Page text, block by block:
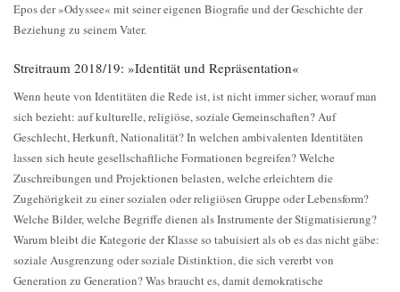
Epos der »Odyssee« mit seiner eigenen Biografie und der Geschichte der
Beziehung zu seinem Vater.
Streitraum 2018/19: »Identität und Repräsentation«
Wenn heute von Identitäten die Rede ist, ist nicht immer sicher, worauf man
sich bezieht: auf kulturelle, religiöse, soziale Gemeinschaften? Auf
Geschlecht, Herkunft, Nationalität? In welchen ambivalenten Identitäten
lassen sich heute gesellschaftliche Formationen begreifen? Welche
Zuschreibungen und Projektionen belasten, welche erleichtern die
Zugehörigkeit zu einer sozialen oder religiösen Gruppe oder Lebensform?
Welche Bilder, welche Begriffe dienen als Instrumente der Stigmatisierung?
Warum bleibt die Kategorie der Klasse so tabuisiert als ob es das nicht gäbe:
soziale Ausgrenzung oder soziale Distinktion, die sich vererbt von
Generation zu Generation? Was braucht es, damit demokratische